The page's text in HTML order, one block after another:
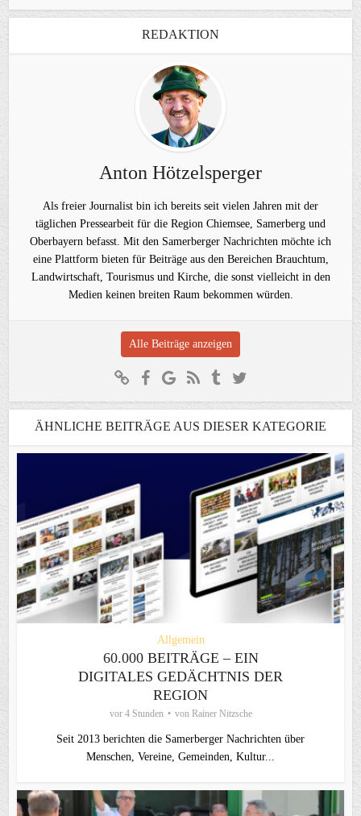
REDAKTION
Anton Hötzelsperger
Als freier Journalist bin ich bereits seit vielen Jahren mit der
täglichen Pressearbeit für die Region Chiemsee, Samerberg und
Oberbayern befasst. Mit den Samerberger Nachrichten möchte ich
eine Plattform bieten für Beiträge aus den Bereichen Brauchtum,
Landwirtschaft, Tourismus und Kirche, die sonst vielleicht in den
Medien keinen breiten Raum bekommen würden.
Alle Beiträge anzeigen
ÄHNLICHE BEITRÄGE AUS DIESER KATEGORIE
Allgemein
60.000 BEITRÄGE – EIN
DIGITALES GEDÄCHTNIS DER
REGION
vor 4 Stunden von Rainer Nitzsche
Seit 2013 berichten die Samerberger Nachrichten über
Menschen, Vereine, Gemeinden, Kultur...